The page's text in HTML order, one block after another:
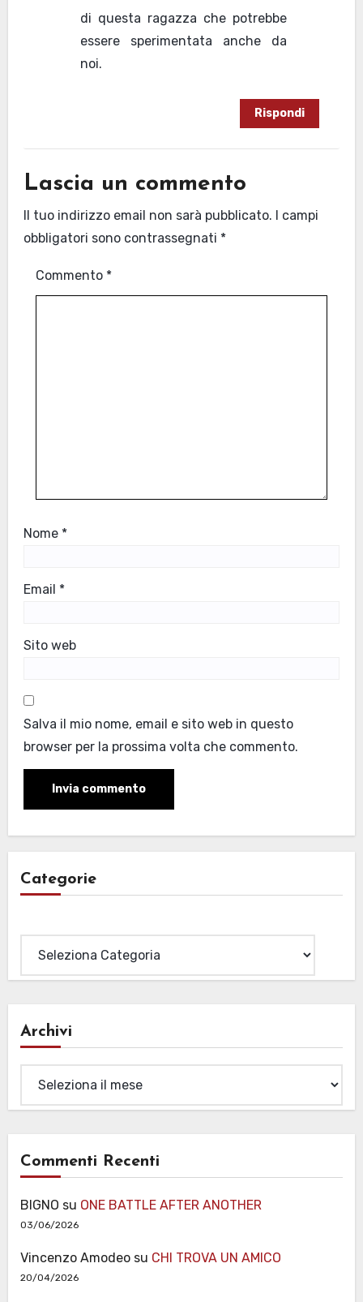
di questa ragazza che potrebbe
essere sperimentata anche da
noi.
Rispondi
Lascia un commento
Il tuo indirizzo email non sarà pubblicato. I campi
obbligatori sono contrassegnati *
Commento *
Nome *
Email *
Sito web
Salva il mio nome, email e sito web in questo
browser per la prossima volta che commento.
Categorie
Archivi
Commenti Recenti
BIGNO su ONE BATTLE AFTER ANOTHER
03/06/2026
Vincenzo Amodeosu CHI TROVA UN AMICO
20/04/2026